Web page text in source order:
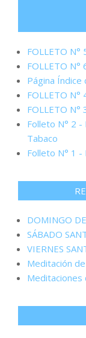
FOLLETO N°
FOLLETO N°
Página Índice
FOLLETO
FOLLETO N°
Folleto N° 2 -
Tabaco
Folleto N° 1
DOMINGO
SÁBADO
VIERNES
Meditación
Meditaciones